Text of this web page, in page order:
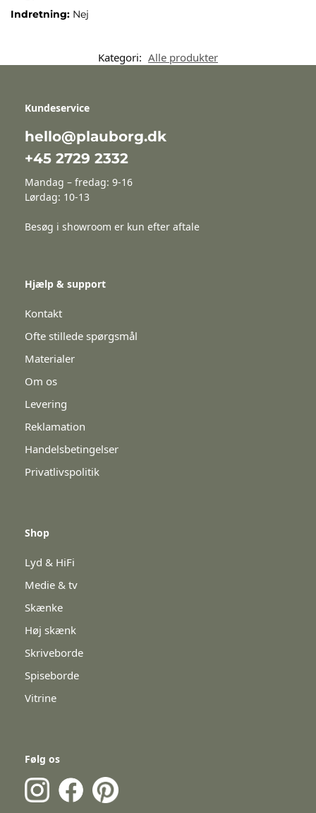
Indretning: Nej
Kategori: Alle produkter
Kundeservice
hello@plauborg.dk
+45 2729 2332
Mandag – fredag: 9-16
Lørdag: 10-13
Besøg i showroom er kun efter aftale
Hjælp & support
Kontakt
Ofte stillede spørgsmål
Materialer
Om os
Levering
Reklamation
Handelsbetingelser
Privatlivspolitik
Shop
Lyd & HiFi
Medie & tv
Skænke
Høj skænk
Skriveborde
Spiseborde
Vitrine
Følg os